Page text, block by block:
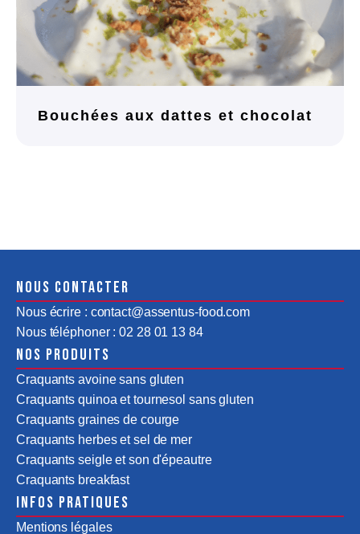
Bouchées aux dattes et chocolat
Nous contacter
Nous écrire : contact@assentus-food.com
Nous téléphoner : 02 28 01 13 84
Nos produits
Craquants avoine sans gluten
Craquants quinoa et tournesol sans gluten
Craquants graines de courge
Craquants herbes et sel de mer
Craquants seigle et son d'épeautre
Craquants breakfast
Infos pratiques
Mentions légales